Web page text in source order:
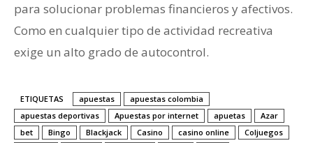
para solucionar problemas financieros y afectivos.
Como en cualquier tipo de actividad recreativa
exige un alto grado de autocontrol.
ETIQUETAS apuestas
apuestas colombia
apuestas deportivas
Apuestas por internet apuetas
Azar
bet
Bingo Blackjack Casino casino online
Coljuegos